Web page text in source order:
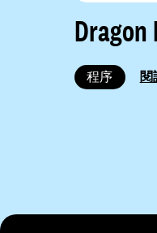
Dragon
程序 閱